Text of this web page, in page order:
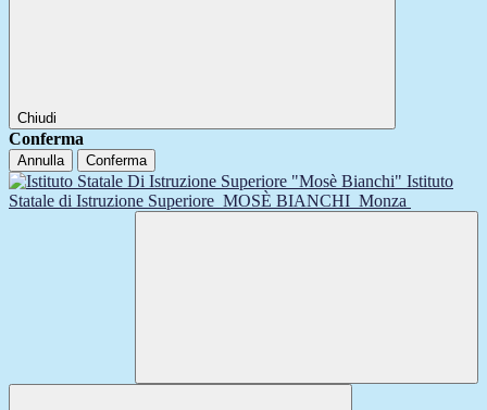
Chiudi
Conferma
Annulla Conferma
Istituto
Statale di Istruzione Superiore MOSÈ BIANCHI Monza